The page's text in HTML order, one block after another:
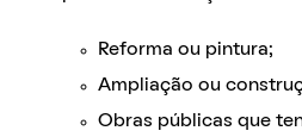
Reforma ou pintura;
Ampliação ou
Obras públicas que